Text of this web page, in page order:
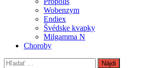
Wobenzym
Endiex
Švédske kvapky
Milgamma N
Choroby
Hľadať: